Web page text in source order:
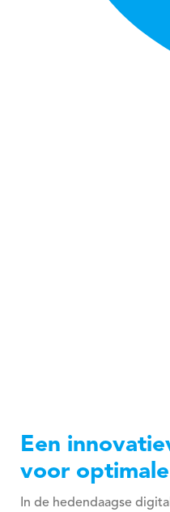
Een
voor
In de hedendaagse